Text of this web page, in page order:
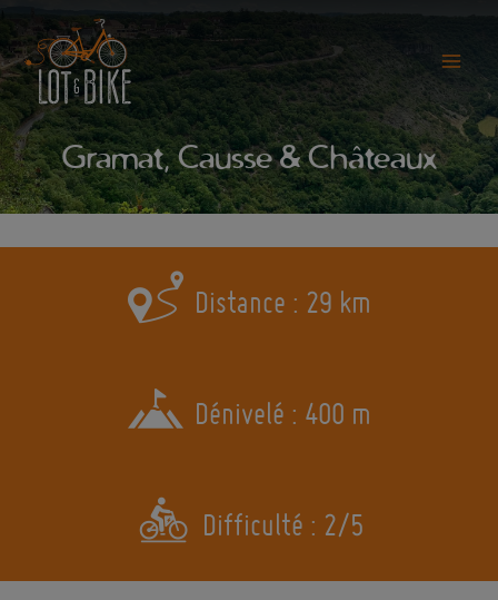
Aller
contenu
Main
Menu
Gramat, Causse & Châteaux
Distance : 29 km
Dénivelé : 400 m
Difficulté : 2/5